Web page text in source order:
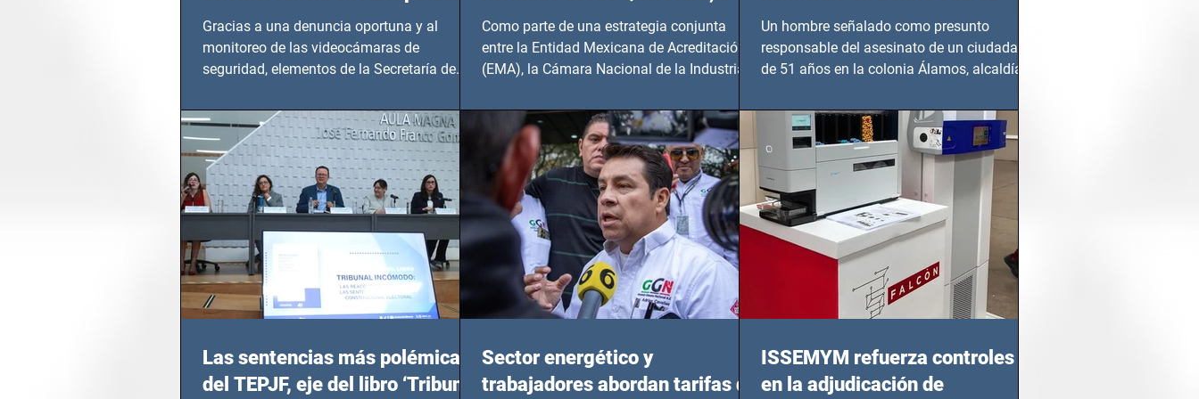
Gracias a una denuncia oportuna y al
monitoreo de las videocámaras de
seguridad, elementos de la Secretaría de
Hidalgo y BCS
Como parte de una estrategia conjunta
entre la Entidad Mexicana de Acreditación
(EMA), la Cámara Nacional de la Industria
Un hombre señalado como presunto
responsable del asesinato de un ciudadano
de 51 años en la colonia Álamos, alcaldía
Las sentencias más polémicas
del TEPJF, eje del libro ‘Tribunal
Sector energético y
trabajadores abordan tarifas de
ISSEMYM refuerza controles
en la adjudicación de